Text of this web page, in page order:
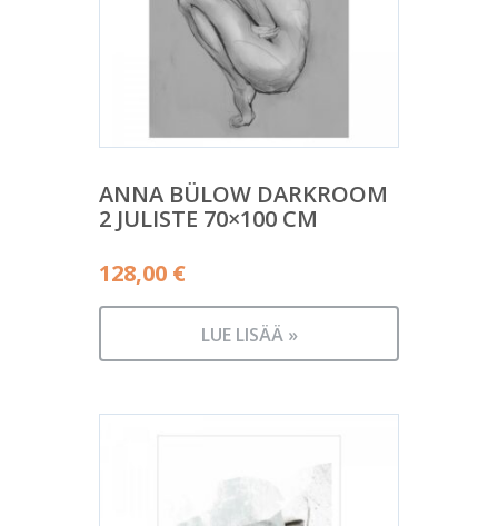
ANNA BÜLOW DARKROOM
2 JULISTE 70×100 CM
128,00 €
LUE LISÄÄ »